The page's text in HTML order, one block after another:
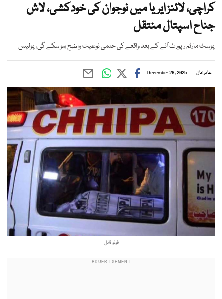
کراچی، لائنز ایریا میں نوجوان کی خودکشی، لاش
جناح اسپتال منتقل
پوسٹ مارٹم رپورٹ آنے کے بعد واقعے کی حتمی نوعیت واضح ہو سکے گی، پولیس
عامر خان December 26, 2025
فوٹو فائل